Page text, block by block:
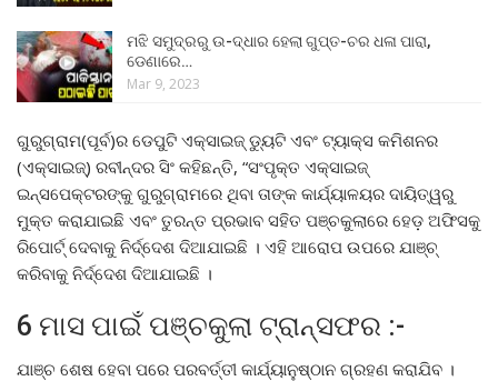
ମଝି ସମୁଦ୍ରରୁ ଉ-ଦ୍ଧାର ହେଲା ଗୁପ୍ତ-ଚର ଧଳା ପାରା,
ଡେଣାରେ…
Mar 9, 2023
ଗୁରୁଗ୍ରାମ(ପୂର୍ବ)ର ଡେପୁଟି ଏକ୍ସାଇଜ୍ ଡ୍ୟୁଟି ଏବଂ ଟ୍ୟାକ୍ସ କମିଶନର
(ଏକ୍ସାଇଜ୍) ରବୀନ୍ଦର ସିଂ କହିଛନ୍ତି, “ସଂପୃକ୍ତ ଏକ୍ସାଇଜ୍
ଇନ୍ସପେକ୍ଟରଙ୍କୁ ଗୁରୁଗ୍ରାମରେ ଥିବା ତାଙ୍କ କାର୍ଯ୍ୟାଳୟର ଦାୟିତ୍ୱରୁ
ମୁକ୍ତ କରାଯାଇଛି ଏବଂ ତୁରନ୍ତ ପ୍ରଭାବ ସହିତ ପଞ୍ଚକୁଲାରେ ହେଡ଼ ଅଫିସକୁ
ରିପୋର୍ଟ୍ ଦେବାକୁ ନିର୍ଦ୍ଦେଶ ଦିଆଯାଇଛି । ଏହି ଆରୋପ ଉପରେ ଯାଞ୍ଚ୍
କରିବାକୁ ନିର୍ଦ୍ଦେଶ ଦିଆଯାଇଛି ।
6 ମାସ ପାଇଁ ପଞ୍ଚକୁଲା ଟ୍ରାନ୍ସଫର :-
ଯାଞ୍ଚ ଶେଷ ହେବା ପରେ ପରବର୍ତ୍ତୀ କାର୍ଯ୍ୟାନୁଷ୍ଠାନ ଗ୍ରହଣ କରାଯିବ ।